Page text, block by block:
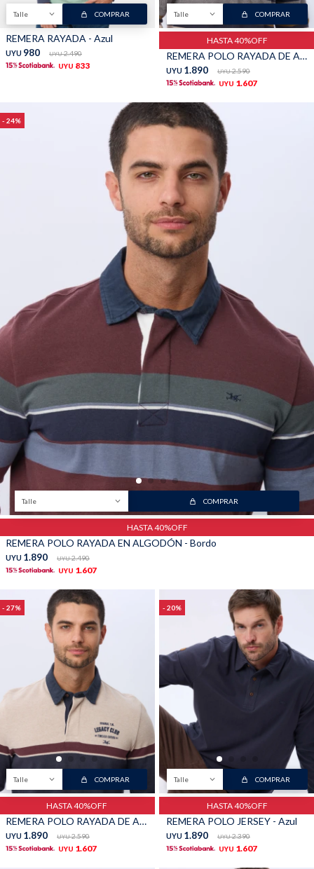
Talle COMPRAR
REMERA RAYADA - Azul
UYU 980 UYU 2.490
UYU 833
Talle COMPRAR
HASTA 40%OFF
REMERA POLO RAYADA DE ALGODÓN - Beige
UYU 1.890 UYU 2.590
UYU 1.607
24
Talle COMPRAR
HASTA 40%OFF
REMERA POLO RAYADA EN ALGODÓN - Bordo
UYU 1.890 UYU 2.490
UYU 1.607
27
Talle COMPRAR
HASTA 40%OFF
REMERA POLO RAYADA DE ALGODON - Beige
UYU 1.890 UYU 2.590
UYU 1.607
20
Talle COMPRAR
HASTA 40%OFF
REMERA POLO JERSEY - Azul
UYU 1.890 UYU 2.390
UYU 1.607
Quiero ser parte Canjear mis puntos
Envíos, cambios y devoluciones